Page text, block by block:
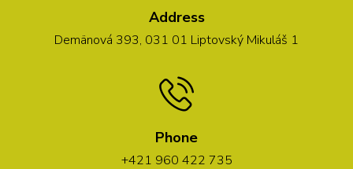
Address
Demänová 393, 031 01 Liptovský Mikuláš 1
Phone
+421 960 422 735